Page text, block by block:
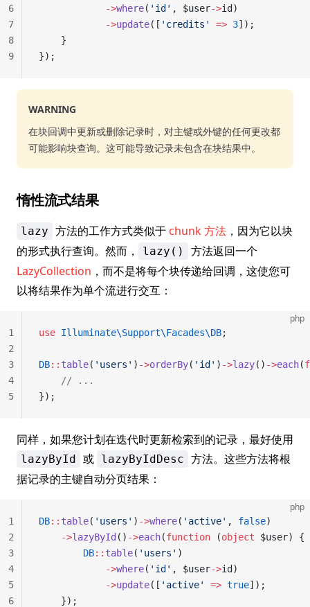
            ->
where( 'id' , $user->id)
            ->
update([ 'credits' => 3]);
    }
});
6
7
8
9
WARNING
在块回调中更新或删除记录时，对主键或外键的任何更改都
可能影响块查询。这可能导致记录未包含在块结果中。
惰性流式结果
lazy 方法的工作方式类似于 chunk 方法 ，因为它以块
的形式执行查询。然而，
lazy()
方法返回一个
LazyCollection ，而不是将每个块传递给回调，这使您可
以将结果作为单个流进行交互：
php
use Illuminate\Support\Facades\DB;
DB:: table( 'users' ) ->orderBy( 'id' ) ->lazy() ->each(
    // ...
});
1
2
3
4
5
同样，如果您计划在迭代时更新检索到的记录，最好使用
lazyById 或 lazyByIdDesc 方法。这些方法将根
据记录的主键自动分页结果：
php
DB:: table( 'users' ) ->where( 'active' , false)
    ->
lazyById () ->each(function (object $user) {
        DB
:: table( 'users' )
            ->
where( 'id' , $user->id)
            ->
update([ 'active' => true]);
    });
1
2
3
4
5
6